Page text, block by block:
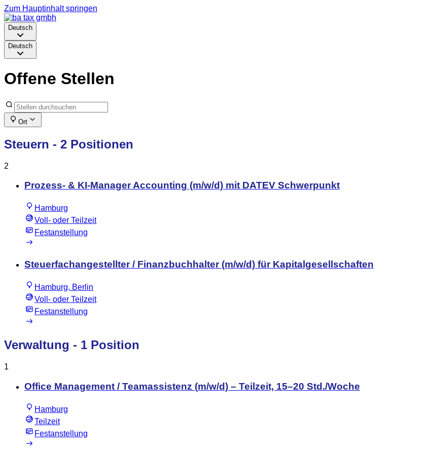
Zum Hauptinhalt springen
Deutsch
Deutsch
Offene Stellen
Ort
Steuern - 2 Positionen
2
Prozess- & KI-Manager Accounting (m/w/d) mit DATEV Schwerpunkt
Hamburg
Voll- oder Teilzeit
Festanstellung
Steuerfachangestellter / Finanzbuchhalter (m/w/d) für Kapitalgesellschaften
Hamburg, Berlin
Voll- oder Teilzeit
Festanstellung
Verwaltung - 1 Position
1
Office Management / Teamassistenz (m/w/d) – Teilzeit, 15–20 Std./Woche
Hamburg
Teilzeit
Festanstellung